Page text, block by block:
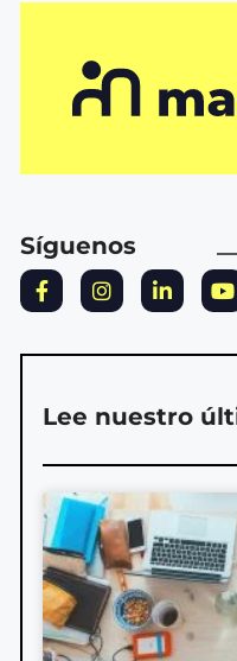
Síguenos
Lee nuestro